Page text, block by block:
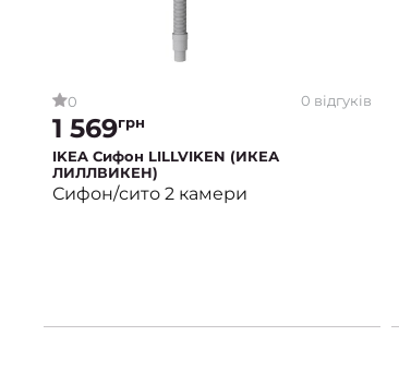
0 0 відгуків
1 569грн
IKEA Сифон LILLVIKEN (ИКЕА
ЛИЛЛВИКЕН)
Сифон/сито 2 камери